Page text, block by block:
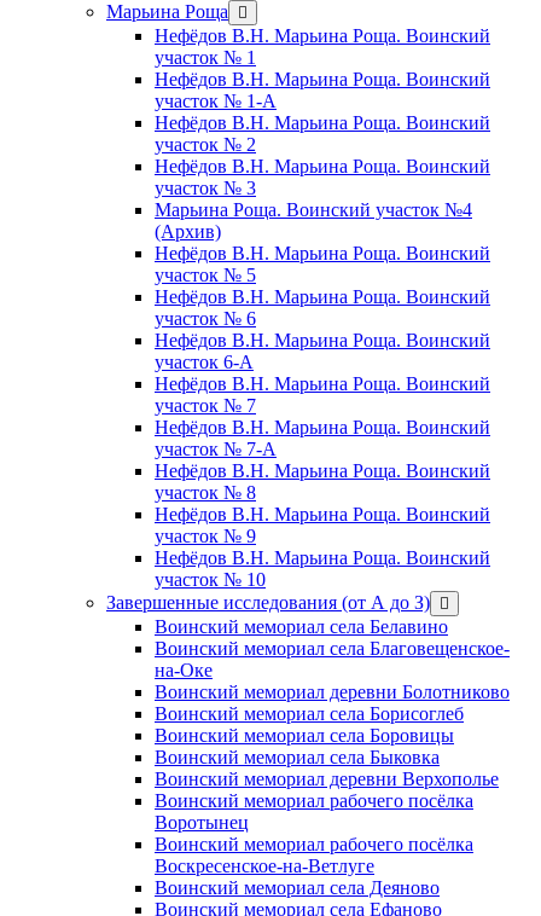
Марьина Роща
открыть
меню
Нефёдов В.Н. Марьина Роща. Воинский
участок № 1
Нефёдов В.Н. Марьина Роща. Воинский
участок № 1-А
Нефёдов В.Н. Марьина Роща. Воинский
участок № 2
Нефёдов В.Н. Марьина Роща. Воинский
участок № 3
Марьина Роща. Воинский участок №4
(Архив)
Нефёдов В.Н. Марьина Роща. Воинский
участок № 5
Нефёдов В.Н. Марьина Роща. Воинский
участок № 6
Нефёдов В.Н. Марьина Роща. Воинский
участок 6-А
Нефёдов В.Н. Марьина Роща. Воинский
участок № 7
Нефёдов В.Н. Марьина Роща. Воинский
участок № 7-А
Нефёдов В.Н. Марьина Роща. Воинский
участок № 8
Нефёдов В.Н. Марьина Роща. Воинский
участок № 9
Нефёдов В.Н. Марьина Роща. Воинский
участок № 10
Завершенные исследования (от А до З) открыть
меню
Воинский мемориал села Белавино
Воинский мемориал села Благовещенское-
на-Оке
Воинский мемориал деревни Болотниково
Воинский мемориал села Борисоглеб
Воинский мемориал села Боровицы
Воинский мемориал села Быковка
Воинский мемориал деревни Верхополье
Воинский мемориал рабочего посёлка
Воротынец
Воинский мемориал рабочего посёлка
Воскресенское-на-Ветлуге
Воинский мемориал села Деяново
Воинский мемориал села Ефаново